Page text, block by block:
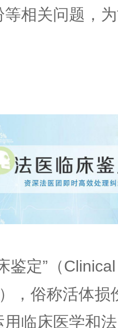
相关问题，
定”（Clinical
，俗称活体损
临床医学和